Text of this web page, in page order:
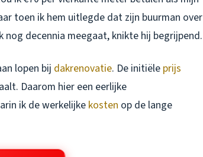
toen ik hem uitlegde dat zijn buurman over
decennia meegaat, knikte hij begrijpend.
lopen bij dakrenovatie. De initiële prijs
Daarom hier een eerlijke
ik de werkelijke kosten op de lange